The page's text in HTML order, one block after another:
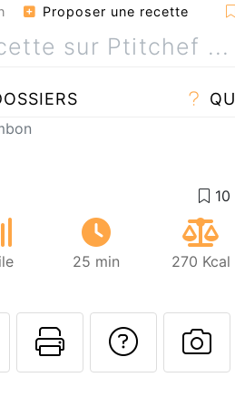
Proposer une recette
25 min 270 Kcal
Envoyer cette
Imprimer